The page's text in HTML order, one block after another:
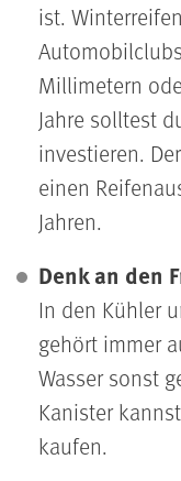
ist.
Millimetern
Jahre solltest
investieren.
einen
Jahren.
Denk an den
In den Kühler
gehört immer
Wasser sonst
Kanister
kaufen.